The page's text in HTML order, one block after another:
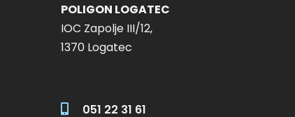
POLIGON LOGATEC
IOC Zapolje III/12,
1370 Logatec
051 22 31 61